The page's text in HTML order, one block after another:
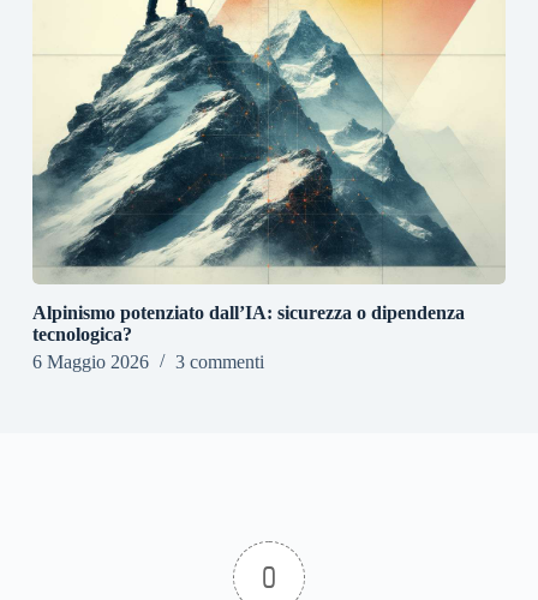
Alpinismo potenziato dall’IA: sicurezza o dipendenza
tecnologica?
6 Maggio 2026
3 commenti
0